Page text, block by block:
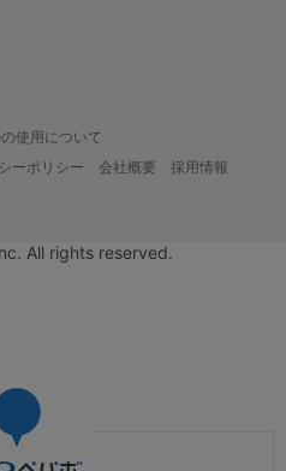
使用について
ーポリシー 会社概要
採用情報
All rights reserved.